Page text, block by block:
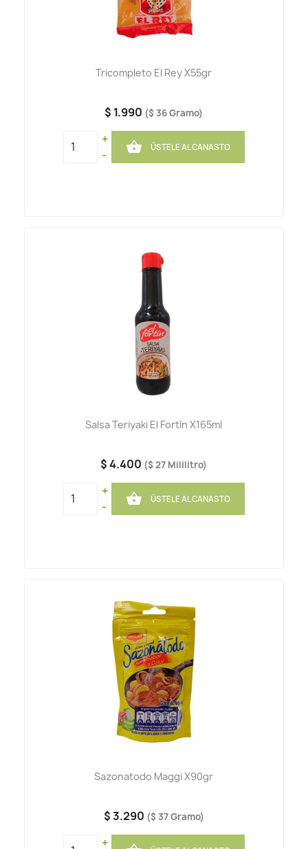
Tricompleto El Rey X55gr
$ 1.990 ($ 36 Gramo)
+
-
 ÚSTELE AL CANASTO
Salsa Teriyaki El Fortín X165ml
$ 4.400 ($ 27 Mililitro)
+
-
 ÚSTELE AL CANASTO
Sazonatodo Maggi X90gr
$ 3.290 ($ 37 Gramo)
+